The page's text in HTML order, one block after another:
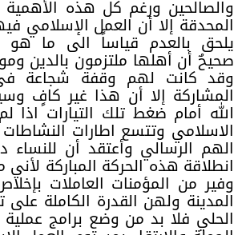
والصالحين ورغم كل هذه
المحدقة إلا أن العمل الإسلامي
يلحق بالعدم قياساً الى ما هو
صحيحٌ أن أهلها ملتزمون بالدين
وقد كانت لهم وقفة شجاعة
المشاركة إلا أن هذا غير كافٍ
الله أمام ضغط تلك التيارات اذا
الاسلامي وتتسع اطارات النشاطات
الهم الرسالي وأعتقد أن
انطلاقة هذه الحركة المباركة
وفير من المؤمنات العاملات
المدينة ولهن القدرة الكاملة على
الحلي فلا بد من وضع برامج